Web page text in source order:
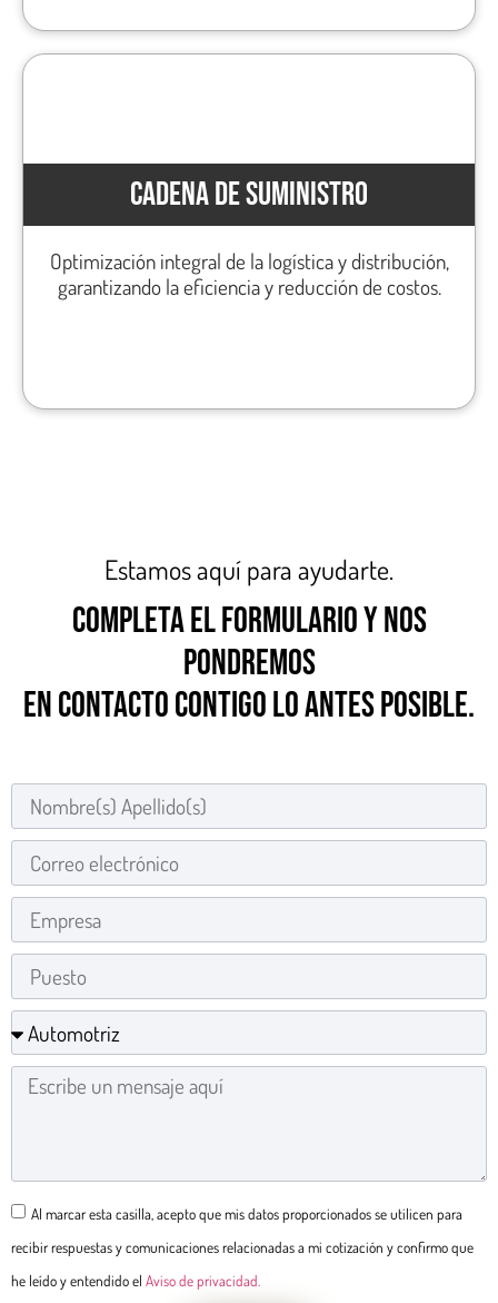
CADENA DE SUMINISTRO
Optimización integral de la logística y distribución,
garantizando la eficiencia y reducción de costos.
Estamos aquí para ayudarte.
COMPLETA EL FORMULARIO Y NOS
PONDREMOS
EN CONTACTO CONTIGO LO ANTES POSIBLE.
Al marcar esta casilla, acepto que mis datos proporcionados se utilicen para
recibir respuestas y comunicaciones relacionadas a mi cotización y confirmo que
he leído y entendido el Aviso de privacidad.